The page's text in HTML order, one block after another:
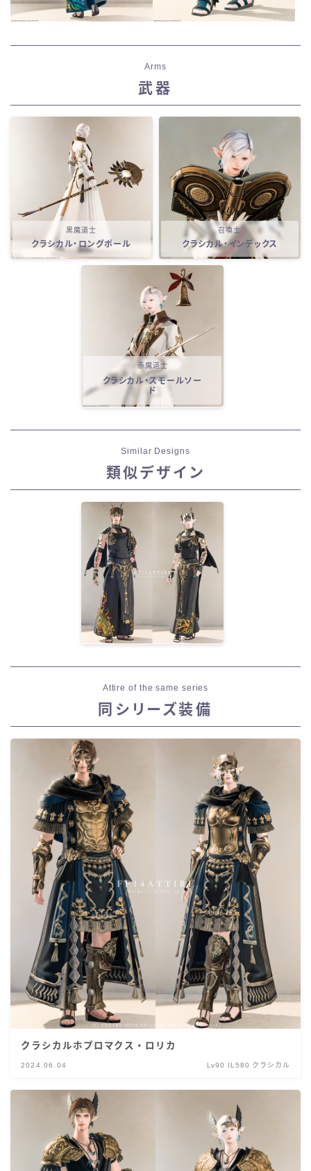
Arms
武器
黒魔道士
クラシカル・ロングポール
召喚士
クラシカル・インデックス
赤魔道士
クラシカル・スモールソー
ド
Similar Designs
類似デザイン
Attire of the same series
同シリーズ装備
クラシカルホプロマクス・ロリカ
2024.06.04 Lv90 IL580 クラシカル